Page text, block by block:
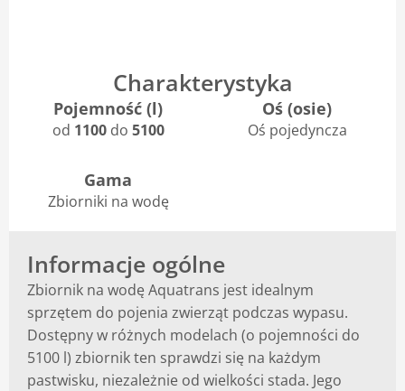
Charakterystyka
Pojemność (l)
od 1100do 5100
Oś (osie)
Oś pojedyncza
Gama
Zbiorniki na wodę
Informacje ogólne
Zbiornik na wodę Aquatrans jest idealnym
sprzętem do pojenia zwierząt podczas wypasu.
Dostępny w różnych modelach (o pojemności do
5100 l) zbiornik ten sprawdzi się na każdym
pastwisku, niezależnie od wielkości stada. Jego
O nas
Kontakt
Blog